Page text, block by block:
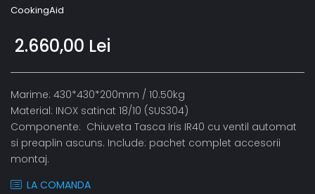
CookingAid
2.660,00 Lei
Marime: 430*430*200mm / 10.50kg
Material: INOX satinat 18/10 (SUS304)
Componente: Chiuveta Tasca Iris IR40 cu ventil automat
si preaplin ascuns. Include: pachet complet accesorii
montaj.
LA COMANDA